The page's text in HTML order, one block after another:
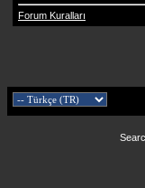
Forum Kuralları